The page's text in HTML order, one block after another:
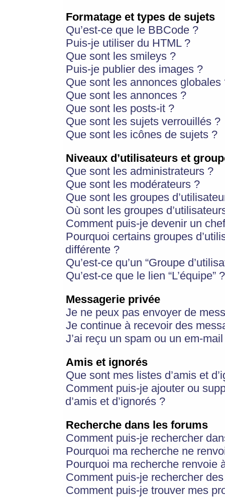
Formatage et types de sujets
Qu’est-ce que le BBCode ?
Puis-je utiliser du HTML ?
Que sont les smileys ?
Puis-je publier des images ?
Que sont les annonces globales
Que sont les annonces ?
Que sont les posts-it ?
Que sont les sujets verrouillés ?
Que sont les icônes de sujets ?
Niveaux d’utilisateurs et
Que sont les administrateurs ?
Que sont les modérateurs ?
Que sont les groupes
Où sont les groupes
Comment puis-je devenir un
Pourquoi certains groupes
différente ?
Qu’est-ce qu’un “Groupe
Qu’est-ce que le lien “L’équipe” ?
Messagerie privée
Je ne peux pas envoyer de
Je continue à recevoir des
J’ai reçu un spam ou un em-
Amis et ignorés
Que sont mes listes d’amis et
Comment puis-je ajouter ou
d’amis et d’ignorés ?
Recherche dans les forums
Comment puis-je rechercher
Pourquoi ma recherche ne
Pourquoi ma recherche renvoie
Comment puis-je rechercher
Comment puis-je trouver mes